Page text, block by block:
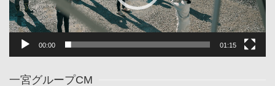
ー
00:00 01:15
一宮グループCM